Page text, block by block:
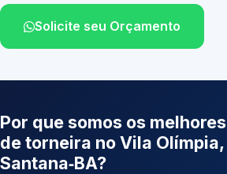
Solicite seu Orçamento
Por que somos os
de torneira no Vila Olímpia,
Santana‑BA?